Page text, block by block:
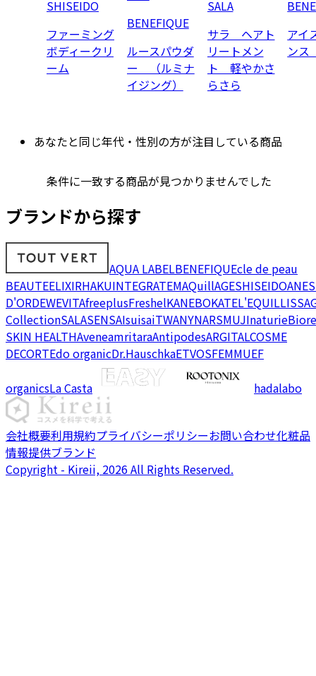
SHISEIDO
ファーミング
ボディークリ
ーム
BENEFIQUE
ルースパウダ
ー （ルミナ
イジング）
SALA
サラ ヘアト
リートメン
ト 軽やかさ
らさら
アイ
ン
あなたと同じ年代・性別の方が注目している商品
条件に一致する商品が見つかりませんでした
ブランドから探す
AQUA LABELBENEFIQUEcle de peau
BEAUTEELIXIRHAKUINTEGRATEMAQuillAGESHISEIDO
D'ORDEWEVITAfreeplusFreshelKANEBOKATEL'EQUIL
CollectionSALASENSAIsuisaiTWANYNARSMUJInaturieBiore
SKIN HEALTHAveneamritaraAntipodesARGITALCOSME
DECORTEdo organicDr.HauschkaETVOSFEMMUEF
organicsLa Casta hadalabo
会社概要利用規約プライバシーポリシーお問い合わせ化粧品
情報提供ブランド
Copyright - Kireii, 2026 All Rights Reserved.